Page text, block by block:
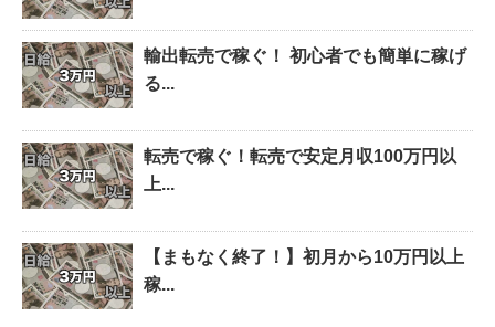
輸出転売で稼ぐ！ 初心者でも簡単に稼げ
る...
転売で稼ぐ！転売で安定月収100万円以
上...
【まもなく終了！】初月から10万円以上
稼...